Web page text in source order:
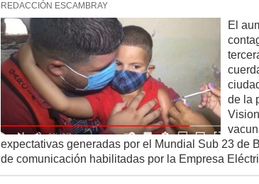
REDACCIÓN ESCAMBRAY
El
de la
expectativas generadas por el Mundial Sub 23 de
de comunicación habilitadas por la Empresa